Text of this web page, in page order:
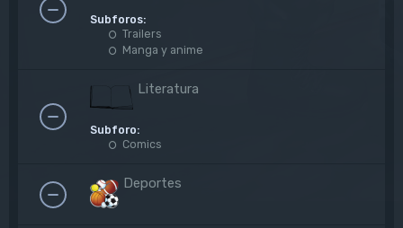
Subforos:
Trailers
Manga y anime
Literatura
Subforo:
Comics
Deportes